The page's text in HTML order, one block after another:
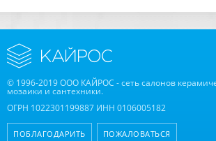
© 1996-2019 ООО КАЙРОС - сеть салонов
мозаики и сантехники.
ОГРН 1022301199887 ИНН 0106005182
ПОБЛАГОДАРИТЬ ПОЖАЛОВАТЬСЯ